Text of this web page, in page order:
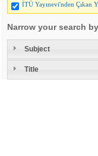
İTÜ Yayınevi'nden Çıkan
Narrow your search
Subject
Title